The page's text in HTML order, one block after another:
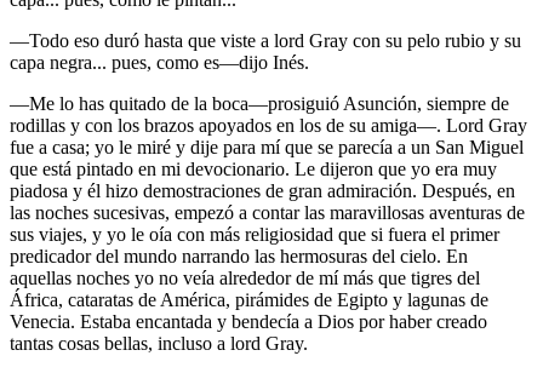
—Todo eso duró hasta que viste a lord Gray con su pelo rubio y su
capa negra... pues, como es—dijo Inés.
—Me lo has quitado de la boca—prosiguió Asunción, siempre de
rodillas y con los brazos apoyados en los de su amiga—. Lord Gray
fue a casa; yo le miré y dije para mí que se parecía a un San Miguel
que está pintado en mi devocionario. Le dijeron que yo era muy
piadosa y él hizo demostraciones de gran admiración. Después, en
las noches sucesivas, empezó a contar las maravillosas aventuras de
sus viajes, y yo le oía con más religiosidad que si fuera el primer
predicador del mundo narrando las hermosuras del cielo. En
aquellas noches yo no veía alrededor de mí más que tigres del
África, cataratas de América, pirámides de Egipto y lagunas de
Venecia. Estaba encantada y bendecía a Dios por haber creado
tantas cosas bellas, incluso a lord Gray.